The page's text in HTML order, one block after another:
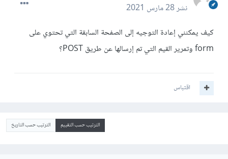
نشر28 مارس 2021
كيف يمكنني إعادة التوجيه إلى الصفحة السابقة التي تحتوي على
form وتمرير القيم التي تم إرسالها عن طريق POST؟
اقتباس
الترتيب حسب التقييم الترتيب حسب التاريخ